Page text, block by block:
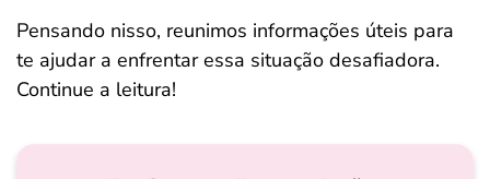
Pensando nisso, reunimos informações úteis para
te ajudar a enfrentar essa situação desafiadora.
Continue a leitura!